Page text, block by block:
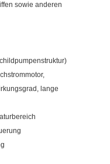
sowie anderen
lange